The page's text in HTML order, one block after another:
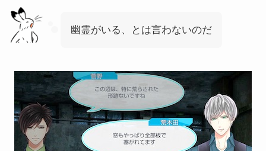
幽霊がいる、とは言わないのだ